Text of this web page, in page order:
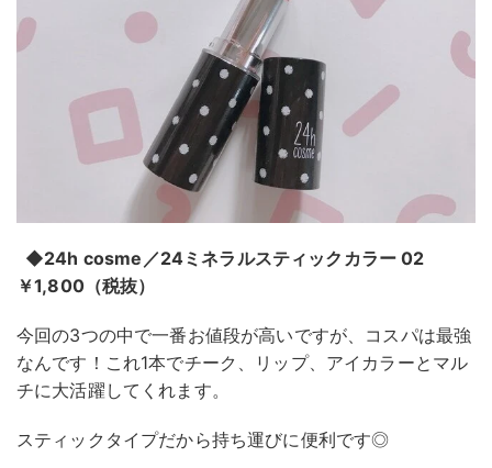
◆24h cosme／24ミネラルスティックカラー 02
￥1,800（税抜）
今回の3つの中で一番お値段が高いですが、コスパは最強
なんです！これ1本でチーク、リップ、アイカラーとマル
チに大活躍してくれます。
スティックタイプだから持ち運びに便利です◎